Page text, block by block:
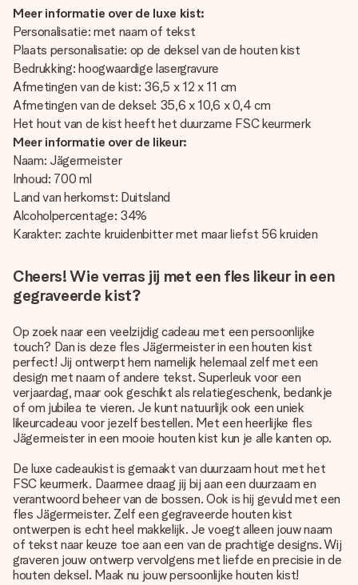
Meer informatie over de luxe kist:
Personalisatie: met naam of tekst
Plaats personalisatie: op de deksel van de houten kist
Bedrukking: hoogwaardige lasergravure
Afmetingen van de kist: 36,5 x 12 x 11 cm
Afmetingen van de deksel: 35,6 x 10,6 x 0,4 cm
Het hout van de kist heeft het duurzame FSC keurmerk
Meer informatie over de likeur:
Naam: Jägermeister
Inhoud: 700 ml
Land van herkomst: Duitsland
Alcoholpercentage: 34%
Karakter: zachte kruidenbitter met maar liefst 56 kruiden
Cheers! Wie verras jij met een fles likeur in een
gegraveerde kist?
Op zoek naar een veelzijdig cadeau met een persoonlijke
touch? Dan is deze fles Jägermeister in een houten kist
perfect! Jij ontwerpt hem namelijk helemaal zelf met een
design met naam of andere tekst. Superleuk voor een
verjaardag, maar ook geschikt als relatiegeschenk, bedankje
of om jubilea te vieren. Je kunt natuurlijk ook een uniek
likeurcadeau voor jezelf bestellen. Met een heerlijke fles
Jägermeister in een mooie houten kist kun je alle kanten op.
De luxe cadeaukist is gemaakt van duurzaam hout met het
FSC keurmerk. Daarmee draag jij bij aan een duurzaam en
verantwoord beheer van de bossen. Ook is hij gevuld met een
fles Jägermeister. Zelf een gegraveerde houten kist
ontwerpen is echt heel makkelijk. Je voegt alleen jouw naam
of tekst naar keuze toe aan een van de prachtige designs. Wij
graveren jouw ontwerp vervolgens met liefde en precisie in de
houten deksel. Maak nu jouw persoonlijke houten kist!